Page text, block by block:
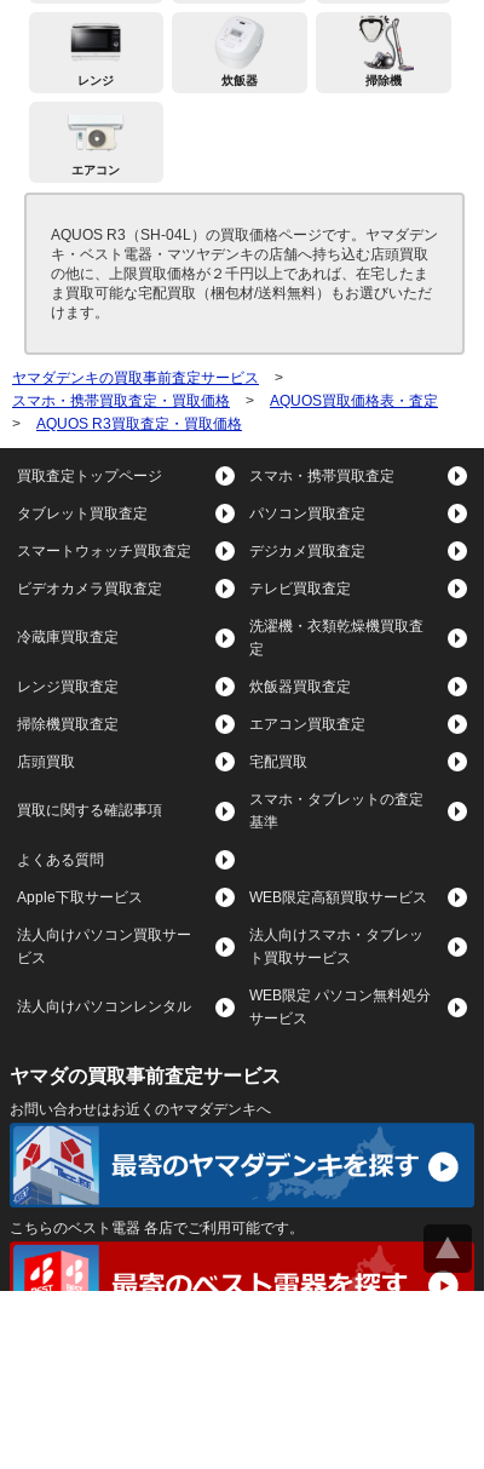
レンジ 炊飯器 掃除機
エアコン
AQUOS R3（SH-04L）の買取価格ページです。ヤマダデン
キ・ベスト電器・マツヤデンキの店舗へ持ち込む店頭買取
の他に、上限買取価格が２千円以上であれば、在宅したま
ま買取可能な宅配買取（梱包材/送料無料）もお選びいただ
けます。
ヤマダデンキの買取事前査定サービス
>
スマホ・携帯買取査定・買取価格
>
AQUOS買取価格表・査定
>
AQUOS R3買取査定・買取価格
買取査定トップページ スマホ・携帯買取査定
タブレット買取査定 パソコン買取査定
スマートウォッチ買取査定 デジカメ買取査定
ビデオカメラ買取査定 テレビ買取査定
冷蔵庫買取査定
洗濯機・衣類乾燥機買取査
定
レンジ買取査定 炊飯器買取査定
掃除機買取査定 エアコン買取査定
店頭買取 宅配買取
買取に関する確認事項
スマホ・タブレットの査定
基準
よくある質問
Apple下取サービス WEB限定高額買取サービス
法人向けパソコン買取サー
ビス
法人向けスマホ・タブレッ
ト買取サービス
法人向けパソコンレンタル
WEB限定 パソコン無料処分
サービス
ヤマダの買取事前査定サービス
お問い合わせはお近くのヤマダデンキへ
こちらのベスト電器 各店でご利用可能です。